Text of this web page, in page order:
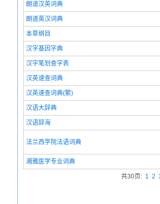
朗道汉英词典
朗道英汉词典
本草纲目
汉字基因字典
汉字笔划查字表
汉英速查词典
汉英速查词典(繁)
汉语大辞典
汉语辞海
法兰西学院法语词典
湘雅医学专业词典
共30页: 1 2